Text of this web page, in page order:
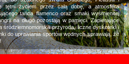
tętni życiem przez całą dobę, a atmosfera
tańca flamenco oraz smaki wyśmienitej
na długo pozostają w pamięci. Zapierające
śródziemnomorska przyroda, liczne dyskoteki i
do uprawiania sportów wodnych sprawiają, że